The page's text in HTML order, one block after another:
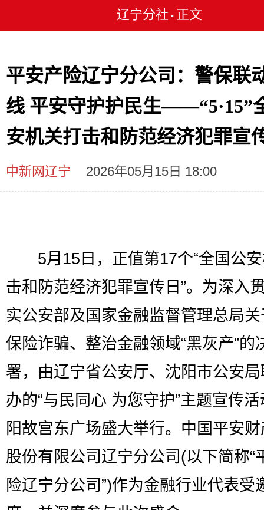
辽宁分社 • 正文
平安产险辽宁分公司：警保联
线 平安守护护民生——“5·15”
安机关打击和防范经济犯罪宣
中新网辽宁 2026年05月15日 18:00
5月15日，正值第17个“全国公安
击和防范经济犯罪宣传日”。为深入
实公安部及国家金融监督管理总局
保险诈骗、整治金融领域“黑灰产”的
署，由辽宁省公安厅、沈阳市公安
办的“与民同心 为您守护”主题宣传
阳故宫东广场盛大举行。中国平安
股份有限公司辽宁分公司(以下简称“
险辽宁分公司”)作为金融行业代表受